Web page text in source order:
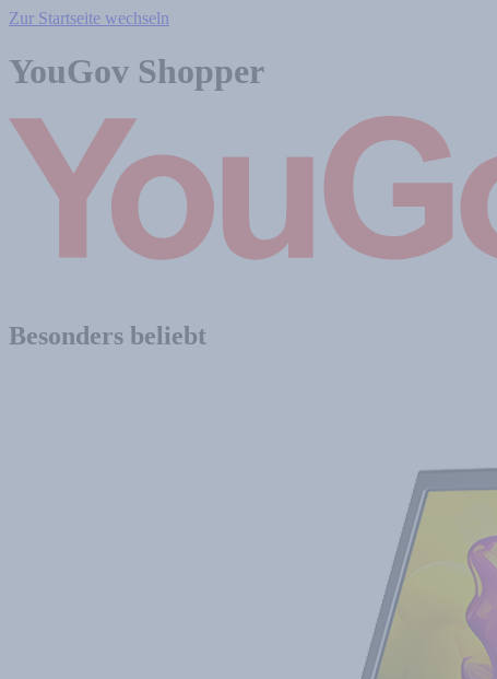
Zur Startseite wechseln
YouGov Shopper
Besonders beliebt